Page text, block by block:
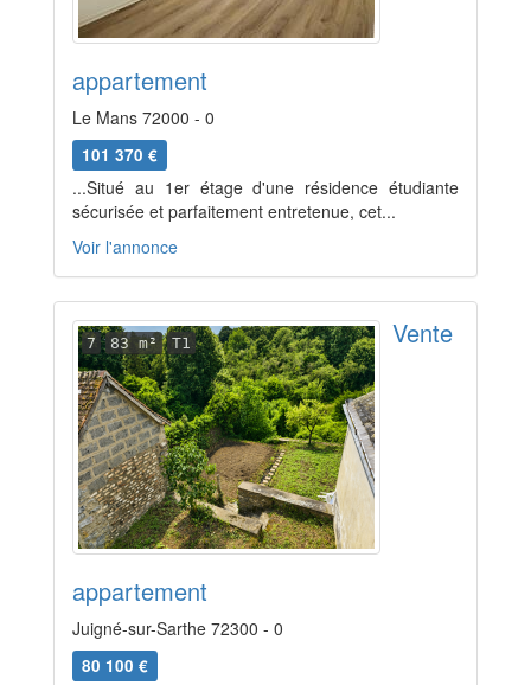
appartement
Le Mans 72000 - 0
101 370 €
...Situé au 1er étage d'une résidence étudiante
sécurisée et parfaitement entretenue, cet...
Voir l'annonce
7 83 m² T1 Vente
appartement
Juigné-sur-Sarthe 72300 - 0
80 100 €